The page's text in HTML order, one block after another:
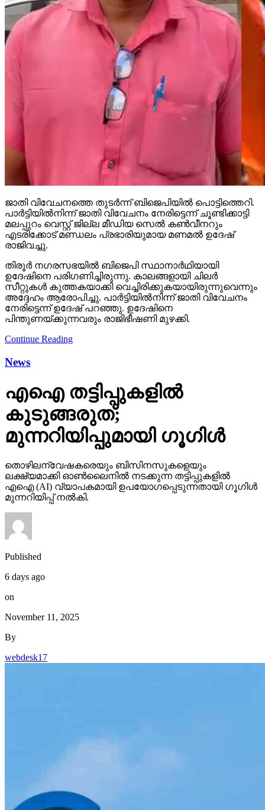
ജാതി വിവേചനത്തെ തുടര്‍ന്ന് ബിജെപിയില്‍ പൊട്ടിത്തെറി.
പാര്‍ട്ടിയില്‍നിന്ന് ജാതി വിവേചനം നേരിട്ടെന്ന് ചൂണ്ടിക്കാട്ടി
മലപ്പുറം വെസ്റ്റ് ജില്ല മീഡിയ സെല്‍ കണ്‍വീനറും
എടരിക്കോട് മണ്ഡലം പ്രഭാരിയുമായ മണമല്‍ ഉദേഷ്
രാജിവച്ചു.
തിരൂര്‍ നഗരസഭയില്‍ ബിജെപി സ്ഥാനാര്‍ഥിയായി
ഉദേഷിനെ പരിഗണിച്ചിരുന്നു. കാലങ്ങളായി ചിലര്‍
സീറ്റുകള്‍ കുത്തകയാക്കി വെച്ചിരിക്കുകയായിരുന്നുവെന്നും
അദ്ദേഹം ആരോപിച്ചു. പാര്‍ട്ടിയില്‍നിന്ന് ജാതി വിവേചനം
നേരിട്ടെന്ന് ഉദേഷ് പറഞ്ഞു. ഉദേഷിനെ
പിന്തുണയ്ക്കുന്നവരും രാജിഭീഷണി മുഴക്കി.
Continue Reading
News
എഐ തട്ടിപ്പുകളില്‍
കുടുങ്ങരുത്;
മുന്നറിയിപ്പുമായി ഗൂഗിള്‍
തൊഴിലന്വേഷകരെയും ബിസിനസുകളെയും
ലക്ഷ്യമാക്കി ഓണ്‍ലൈനില്‍ നടക്കുന്ന തട്ടിപ്പുകളില്‍
എഐ (AI) വ്യാപകമായി ഉപയോഗപ്പെടുന്നതായി ഗൂഗിള്‍
മുന്നറിയിപ്പ് നല്‍കി.
Published
6 days ago
on
November 11, 2025
By
webdesk17